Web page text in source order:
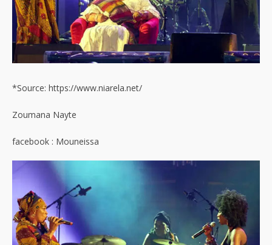
*Source: https://www.niarela.net/
Zoumana Nayte
facebook : Mouneissa